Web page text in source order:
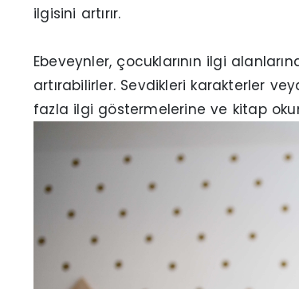
ilgisini artırır.
Ebeveynler, çocuklarının ilgi
artırabilirler. Sevdikleri karakterler
fazla ilgi göstermelerine ve kitap